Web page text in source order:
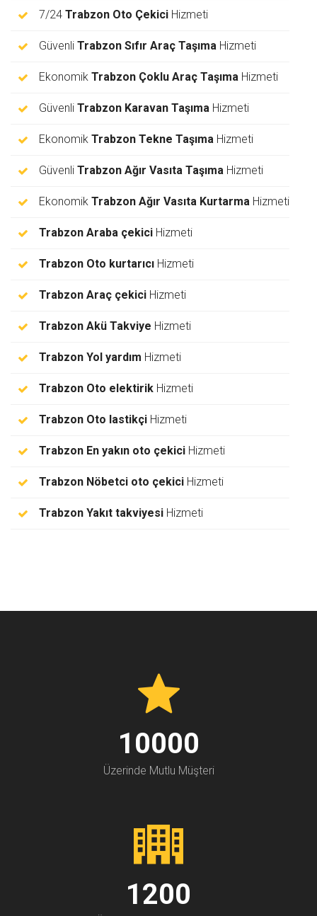
7/24 Trabzon Oto Çekici Hizmeti
Güvenli Trabzon Sıfır Araç Taşıma Hizmeti
Ekonomik Trabzon Çoklu Araç Taşıma Hizmeti
Güvenli Trabzon Karavan Taşıma Hizmeti
Ekonomik Trabzon Tekne Taşıma Hizmeti
Güvenli Trabzon Ağır Vasıta Taşıma Hizmeti
Ekonomik Trabzon Ağır Vasıta Kurtarma Hizmeti
Trabzon Araba çekici Hizmeti
Trabzon Oto kurtarıcı Hizmeti
Trabzon Araç çekici Hizmeti
Trabzon Akü Takviye Hizmeti
Trabzon Yol yardım Hizmeti
Trabzon Oto elektirik Hizmeti
Trabzon Oto lastikçi Hizmeti
Trabzon En yakın oto çekici Hizmeti
Trabzon Nöbetci oto çekici Hizmeti
Trabzon Yakıt takviyesi Hizmeti
10000
Üzerinde Mutlu Müşteri
1200